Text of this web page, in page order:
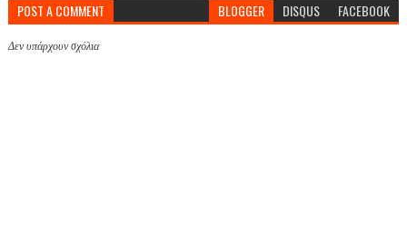
POST A COMMENT BLOGGER DISQUS FACEBOOK
Δεν υπάρχουν σχόλια